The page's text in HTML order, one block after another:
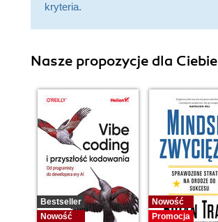
kryteria.
Nasze propozycje dla Ciebie
Bestseller
Nowość
Nowość
Promocja